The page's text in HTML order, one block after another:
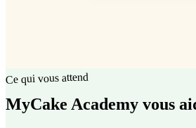
Ce qui vous attend
MyCake Academy vous